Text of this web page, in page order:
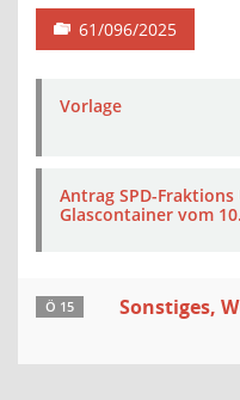
61/096/2025
Vorlage
Antrag SPD-
Glascontainer vom
Ö 15 Sonstiges,